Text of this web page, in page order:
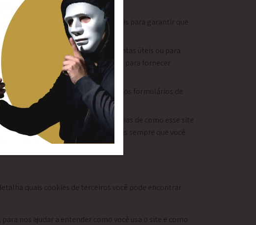
/ não inscritos.
e alguns cookies são essenciais para garantir que
interessantes, ferramentas úteis ou para
já participou numa pesquisa ou para fornecer
nas páginas de contacto ou nos formulários de
futura.
para definir suas preferências de como esse site
informações possam ser chamadas sempre que você
quais cookies de terceiros você pode encontrar
nos ajudar a entender como você usa o site e como